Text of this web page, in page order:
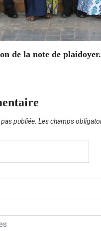
de la note de
publiée. Les champs